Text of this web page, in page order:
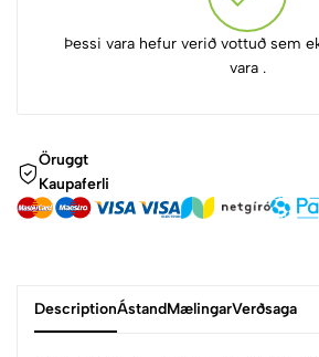
Þessi vara hefur verið vottuð sem
vara .
Öruggt
Kaupaferli
DescriptionÁstandMælingarVerðsaga